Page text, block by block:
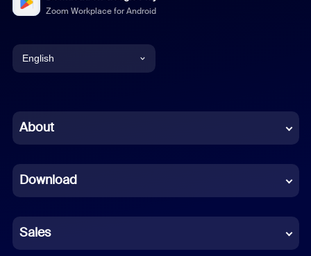
Zoom Workplace for Android
English
Chinese (Simplified)
French
German
Indonesian
About
Download
Sales